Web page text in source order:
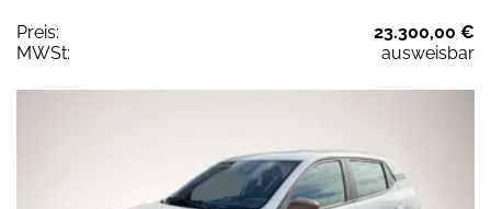
Preis:
23.300,00 €
MWSt:
ausweisbar